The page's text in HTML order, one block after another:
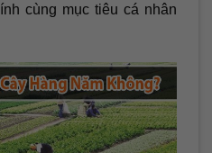
cùng mục tiêu cá nhân